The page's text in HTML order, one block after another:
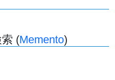
(Memento)